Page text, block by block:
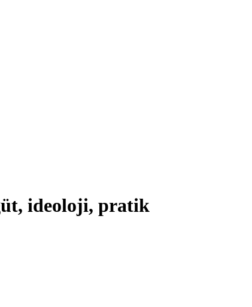
ideoloji, pratik